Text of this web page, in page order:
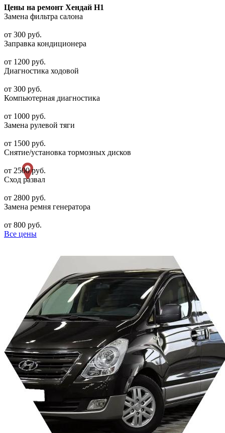
Цены на ремонт Хендай Н1
Замена фильтра салона
от 300 руб.
Заправка кондиционера
от 1200 руб.
Диагностика ходовой
от 300 руб.
Компьютерная диагностика
от 1000 руб.
Замена рулевой тяги
от 1500 руб.
Снятие/установка тормозных дисков
от 2500 руб.
Сход развал
от 2800 руб.
Замена ремня генератора
от 800 руб.
Все цены